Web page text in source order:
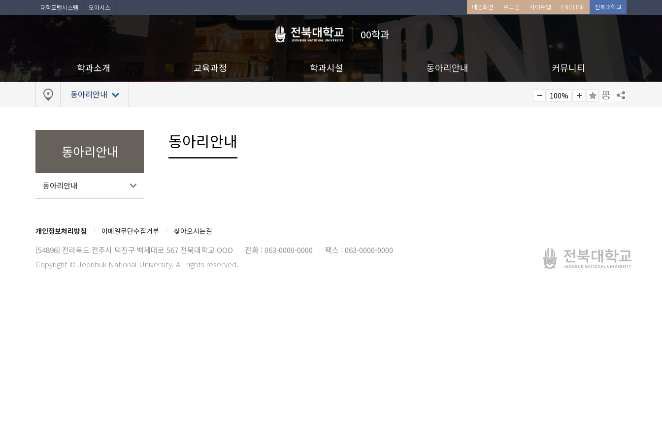
대학포털시스템 오아시스
00학과
메인화면 로그인 사이트맵 ENGLISH 전북대학교
학과소개 교육과정 학과시설 동아리안내 커뮤니티
동아리안내 100%
동아리안내
동아리안내
동아리안내
개인정보처리방침 이메일무단수집거부 찾아오시는길
[54896] 전라북도 전주시 덕진구 백제대로 567 전북대학교 OOO 전화 : 063-0000-0000
팩스 : 063-0000-0000
Copyright © Jeonbuk National University. All rights reserved.